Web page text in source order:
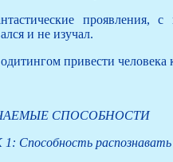
проявления,
и не изучал.
привести человека
СПОСОБНОСТИ
Способность распознавать